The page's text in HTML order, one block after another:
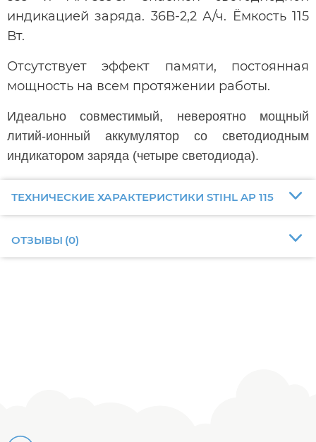
индикацией заряда. 36В-2,2 А/ч. Ёмкость 115
Вт.
Отсутствует эффект памяти, постоянная
мощность на всем протяжении работы.
Идеально совместимый, невероятно мощный
литий-ионный аккумулятор со светодиодным
индикатором заряда (четыре светодиода).
ТЕХНИЧЕСКИЕ ХАРАКТЕРИСТИКИ STIHL AP 115
ОТЗЫВЫ (0)